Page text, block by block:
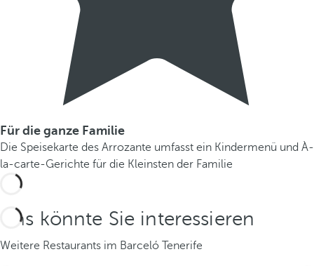
Für die ganze Familie
Die Speisekarte des Arrozante umfasst ein Kindermenü und À-
la-carte-Gerichte für die Kleinsten der Familie
Das könnte Sie interessieren
Weitere Restaurants im Barceló Tenerife